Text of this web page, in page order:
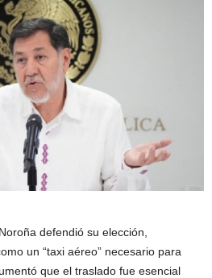
defendió su elección,
un “taxi aéreo” necesario para
que el traslado fue esencial